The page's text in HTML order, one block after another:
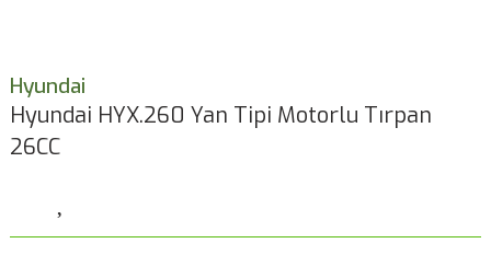
Hyundai
Hyundai HYX.260 Yan Tipi Motorlu Tırpan
26CC